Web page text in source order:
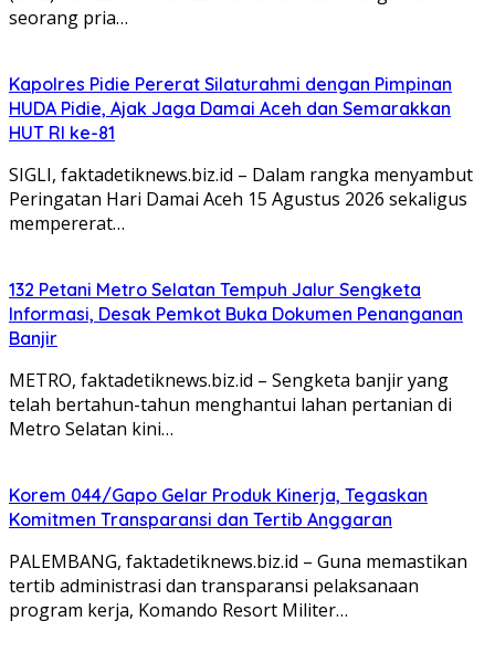
seorang pria…
Kapolres Pidie Pererat Silaturahmi dengan Pimpinan
HUDA Pidie, Ajak Jaga Damai Aceh dan Semarakkan
HUT RI ke-81
‎‎SIGLI, faktadetiknews.biz.id – Dalam rangka menyambut
Peringatan Hari Damai Aceh 15 Agustus 2026 sekaligus
mempererat…
132 Petani Metro Selatan Tempuh Jalur Sengketa
Informasi, Desak Pemkot Buka Dokumen Penanganan
Banjir
METRO, faktadetiknews.biz.id – Sengketa banjir yang
telah bertahun-tahun menghantui lahan pertanian di
Metro Selatan kini…
Korem 044/Gapo Gelar Produk Kinerja, Tegaskan
Komitmen Transparansi dan Tertib Anggaran
PALEMBANG, faktadetiknews.biz.id – Guna memastikan
tertib administrasi dan transparansi pelaksanaan
program kerja, Komando Resort Militer…